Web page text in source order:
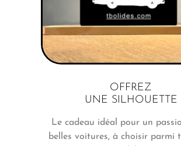
OFFREZ
UNE SILHOUETTE
Le cadeau idéal pour un
belles voitures, à choisir parmi